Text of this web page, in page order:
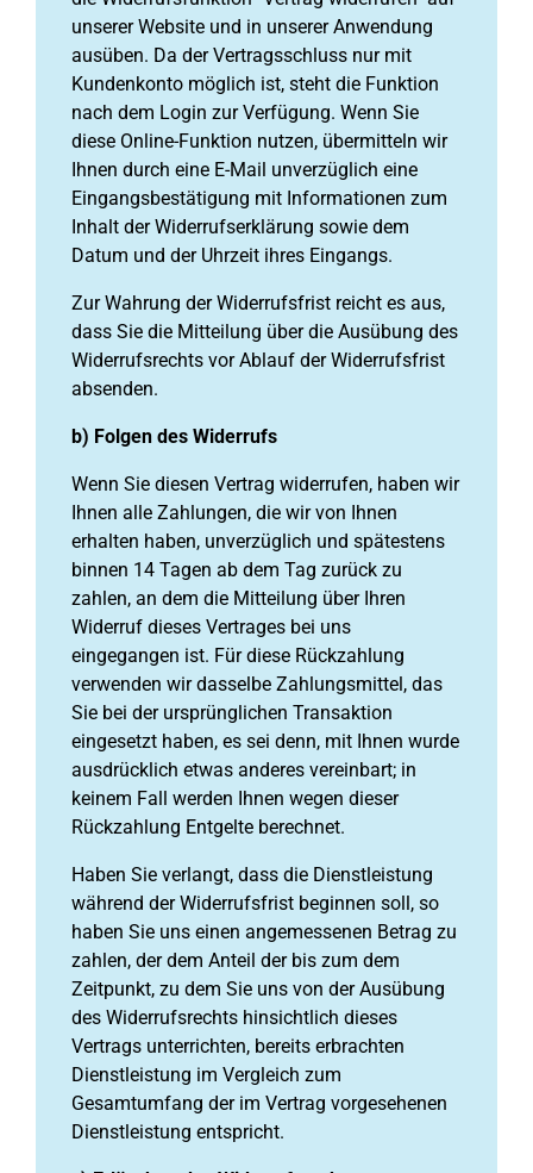
unserer Website und in unserer Anwendung
ausüben. Da der Vertragsschluss nur mit
Kundenkonto möglich ist, steht die Funktion
nach dem Login zur Verfügung. Wenn Sie
diese Online-Funktion nutzen, übermitteln wir
Ihnen durch eine E-Mail unverzüglich eine
Eingangsbestätigung mit Informationen zum
Inhalt der Widerrufserklärung sowie dem
Datum und der Uhrzeit ihres Eingangs.
Zur Wahrung der Widerrufsfrist reicht es aus,
dass Sie die Mitteilung über die Ausübung des
Widerrufsrechts vor Ablauf der Widerrufsfrist
absenden.
b) Folgen des Widerrufs
Wenn Sie diesen Vertrag widerrufen, haben wir
Ihnen alle Zahlungen, die wir von Ihnen
erhalten haben, unverzüglich und spätestens
binnen 14 Tagen ab dem Tag zurück zu
zahlen, an dem die Mitteilung über Ihren
Widerruf dieses Vertrages bei uns
eingegangen ist. Für diese Rückzahlung
verwenden wir dasselbe Zahlungsmittel, das
Sie bei der ursprünglichen Transaktion
eingesetzt haben, es sei denn, mit Ihnen wurde
ausdrücklich etwas anderes vereinbart; in
keinem Fall werden Ihnen wegen dieser
Rückzahlung Entgelte berechnet.
Haben Sie verlangt, dass die Dienstleistung
während der Widerrufsfrist beginnen soll, so
haben Sie uns einen angemessenen Betrag zu
zahlen, der dem Anteil der bis zum dem
Zeitpunkt, zu dem Sie uns von der Ausübung
des Widerrufsrechts hinsichtlich dieses
Vertrags unterrichten, bereits erbrachten
Dienstleistung im Vergleich zum
Gesamtumfang der im Vertrag vorgesehenen
Dienstleistung entspricht.